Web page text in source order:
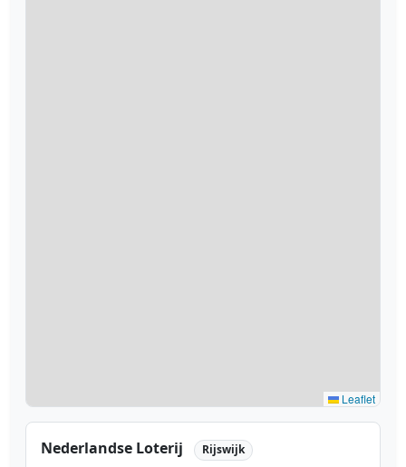
Leaflet
Nederlandse Loterij Rijswijk